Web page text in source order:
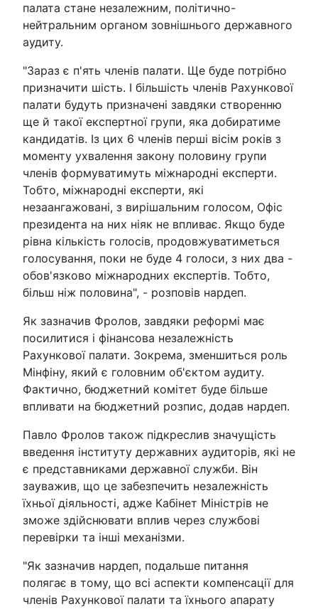
палата стане незалежним, політично-
нейтральним органом зовнішнього державного
аудиту.
"Зараз є п'ять членів палати. Ще буде потрібно
призначити шість. І більшість членів Рахункової
палати будуть призначені завдяки створенню
ще й такої експертної групи, яка добиратиме
кандидатів. Із цих 6 членів перші вісім років з
моменту ухвалення закону половину групи
членів формуватимуть міжнародні експерти.
Тобто, міжнародні експерти, які
незаангажовані, з вирішальним голосом, Офіс
президента на них ніяк не впливає. Якщо буде
рівна кількість голосів, продовжуватиметься
голосування, поки не буде 4 голоси, з них два -
обов'язково міжнародних експертів. Тобто,
більш ніж половина", - розповів нардеп.
Як зазначив Фролов, завдяки реформі має
посилитися і фінансова незалежність
Рахункової палати. Зокрема, зменшиться роль
Мінфіну, який є головним об'єктом аудиту.
Фактично, бюджетний комітет буде більше
впливати на бюджетний розпис, додав нардеп.
Павло Фролов також підкреслив значущість
введення інституту державних аудиторів, які не
є представниками державної служби. Він
зауважив, що це забезпечить незалежність
їхньої діяльності, адже Кабінет Міністрів не
зможе здійснювати вплив через службові
перевірки та інші механізми.
"Як зазначив нардеп, подальше питання
полягає в тому, що всі аспекти компенсації для
членів Рахункової палати та їхнього апарату